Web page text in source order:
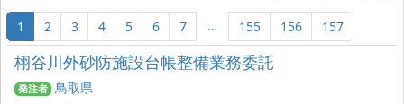
1 2 3 4 5 6 7 … 155 156 157
栩谷川外砂防施設台帳整備業務委託
発注者 鳥取県